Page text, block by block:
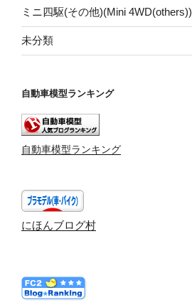
ミニ四駆(その他)(Mini 4WD(others))
未分類
自動車模型ランキング
自動車模型ランキング
にほんブログ村